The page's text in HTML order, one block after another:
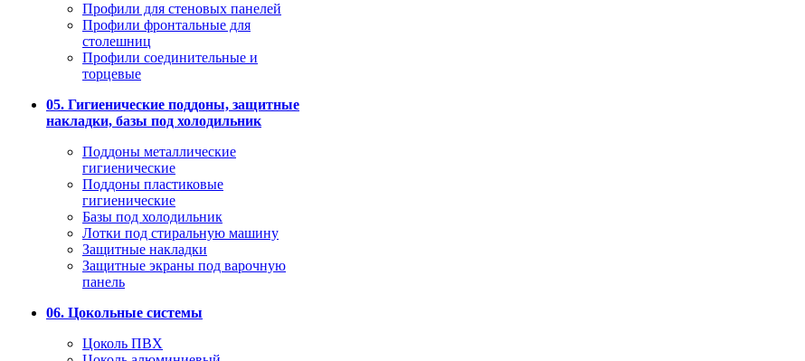
Профили для стеновых панелей
Профили фронтальные для
столешниц
Профили соединительные и
торцевые
05. Гигиенические поддоны, защитные
накладки, базы под холодильник
Поддоны металлические
гигиенические
Поддоны пластиковые
гигиенические
Базы под холодильник
Лотки под стиральную машину
Защитные накладки
Защитные экраны под варочную
панель
06. Цокольные системы
Цоколь ПВХ